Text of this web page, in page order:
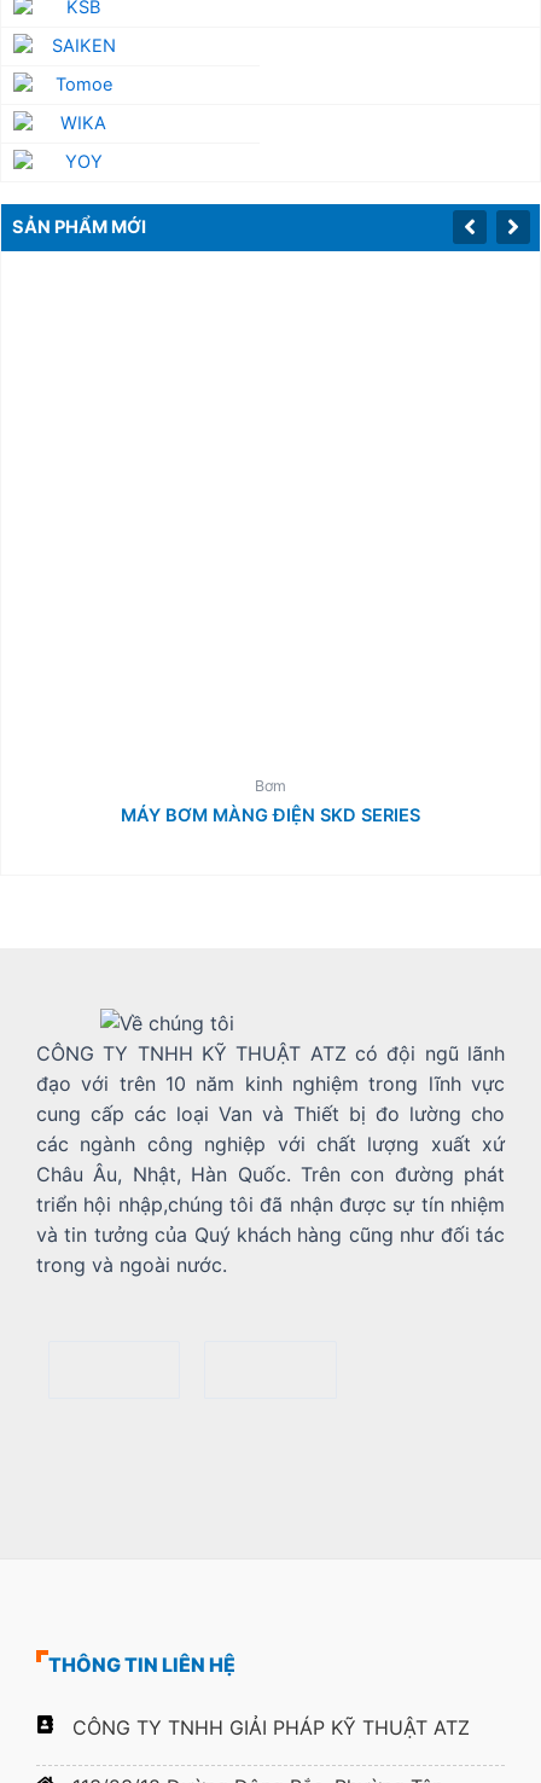
SẢN PHẨM MỚI
Bơm
MÁY BƠM MÀNG ĐIỆN SKD SERIES
CÔNG TY TNHH KỸ THUẬT ATZ có đội ngũ lãnh
đạo với trên 10 năm kinh nghiệm trong lĩnh vực
cung cấp các loại Van và Thiết bị đo lường cho
các ngành công nghiệp với chất lượng xuất xứ
Châu Âu, Nhật, Hàn Quốc. Trên con đường phát
triển hội nhập,chúng tôi đã nhận được sự tín nhiệm
và tin tưởng của Quý khách hàng cũng như đối tác
trong và ngoài nước.
THÔNG TIN LIÊN HỆ
CÔNG TY TNHH GIẢI PHÁP KỸ THUẬT ATZ